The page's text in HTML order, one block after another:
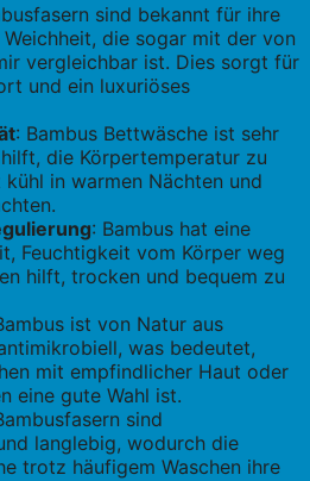
sind bekannt für ihre
die sogar mit der von
vergleichbar ist. Dies sorgt für
und ein luxuriöses
: Bambus Bettwäsche ist sehr
die Körpertemperatur zu
kühl in warmen Nächten und
: Bambus hat eine
Feuchtigkeit vom Körper weg
hilft, trocken und bequem zu
ist von Natur aus
was bedeutet,
mit empfindlicher Haut oder
eine gute Wahl ist.
sind
langlebig, wodurch die
trotz häufigem Waschen ihre